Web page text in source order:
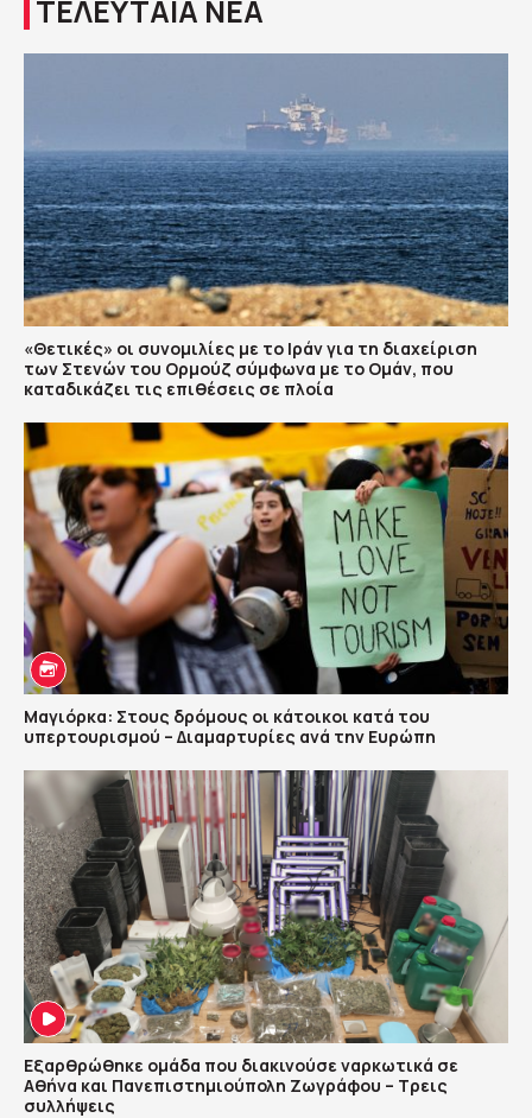
ΤΕΛΕΥΤΑΙΑ ΝΕΑ
«Θετικές» οι συνομιλίες με το Ιράν για τη διαχείριση
των Στενών του Ορμούζ σύμφωνα με το Ομάν, που
καταδικάζει τις επιθέσεις σε πλοία
Μαγιόρκα: Στους δρόμους οι κάτοικοι κατά του
υπερτουρισμού – Διαμαρτυρίες ανά την Ευρώπη
Εξαρθρώθηκε ομάδα που διακινούσε ναρκωτικά σε
Αθήνα και Πανεπιστημιούπολη Ζωγράφου – Τρεις
συλλήψεις